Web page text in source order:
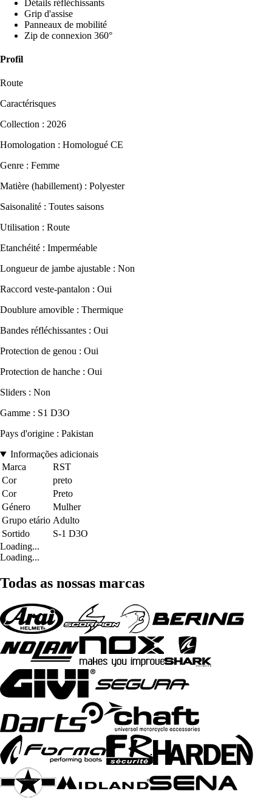
Détails réfléchissants
Grip d'assise
Panneaux de mobilité
Zip de connexion 360°
Profil
Route
Caractérisques
Collection : 2026
Homologation : Homologué CE
Genre : Femme
Matière (habillement) : Polyester
Saisonalité : Toutes saisons
Utilisation : Route
Etanchéité : Imperméable
Longueur de jambe ajustable : Non
Raccord veste-pantalon : Oui
Doublure amovible : Thermique
Bandes réfléchissantes : Oui
Protection de genou : Oui
Protection de hanche : Oui
Sliders : Non
Gamme : S1 D3O
Pays d'origine : Pakistan
Informações adicionais
Marca
RST
Cor
preto
Cor
Preto
Género
Mulher
Grupo etário Adulto
Sortido
S-1 D3O
Loading...
Loading...
Todas as nossas marcas